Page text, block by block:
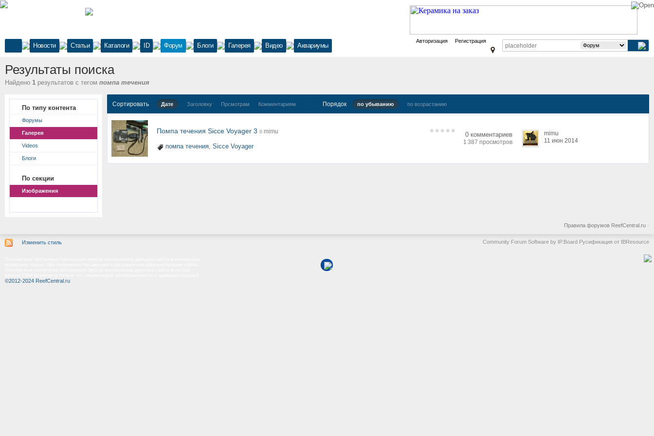
Новости Статьи Каталоги ID Форум Блоги Галерея Видео Аквариумы
Авторизация Регистрация
Результаты поиска
Найдено 1 результатов с тегом помпа течения
По типу контента
Форумы
Галерея
Videos
Блоги
По секции
Изображения
Сортировать Дате Заголовку Прсмотрам Комментариям Порядок по убыванию по возрастанию
Помпа течения Sicce Voyager 3 в mimu
помпа течения, Sicce Voyager
0 комментариев
1 387 просмотров
mimu
11 июн 2014
Правила форумов ReefCentral.ru ·
Изменить стиль Community Forum Software by IP.Board Русификация от IBResource
©2012-2024 ReefCentral.ru